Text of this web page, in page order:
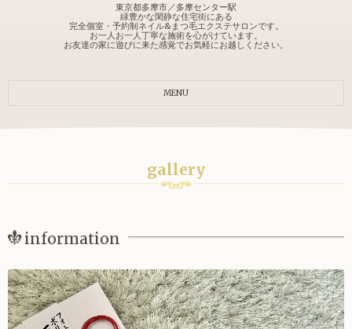
東京都多摩市／多摩センター駅
緑豊かな閑静な住宅街にある
完全個室・予約制ネイル&まつ毛エクステサロンです。
お一人お一人丁寧な施術を心がけています。
お友達の家に遊びに来た感覚でお気軽にお越しください。
MENU
gallery
information